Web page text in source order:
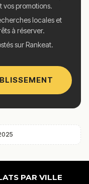
vos promotions.
locales et
à réserver.
sur Rankeat.
PAR VILLE